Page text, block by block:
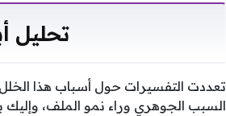
تحليل
تعددت التفسيرات حول أسباب هذا
السبب الجوهري وراء نمو الملف،